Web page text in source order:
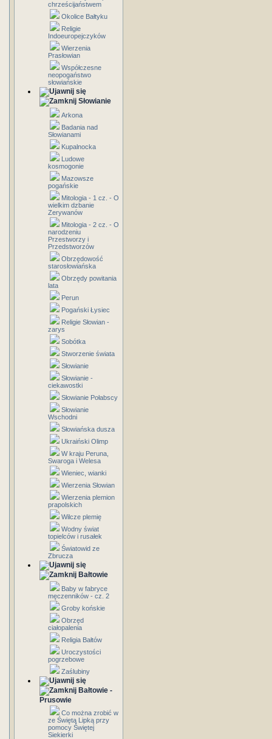
chrześcijaństwem
Okolice Bałtyku
Religie
Indoeuropejczyków
Wierzenia
Prasłowian
Współczesne
neopogaństwo
słowiańskie
Słowianie
Arkona
Badania nad
Słowianami
Kupalnocka
Ludowe
kosmogonie
Mazowsze
pogańskie
Mitologia - 1 cz. - O
wielkim dzbanie
Zerywanów
Mitologia - 2 cz. - O
narodzeniu
Przestworzy i
Przedstworzów
Obrzędowość
starosłowiańska
Obrzędy powitania
lata
Perun
Pogański Łysiec
Religie Słowian -
zarys
Sobótka
Stworzenie świata
Słowianie
Słowianie -
ciekawostki
Słowianie Połabscy
Słowianie
Wschodni
Słowiańska dusza
Ukraiński Olimp
W kraju Peruna,
Swaroga i Welesa
Wieniec, wianki
Wierzenia Słowian
Wierzenia plemion
prapolskich
Wilcze plemię
Wodny świat
topielców i rusałek
Światowid ze
Zbrucza
Bałtowie
Baby w fabryce
męczenników - cz. 2
Groby końskie
Obrzęd
ciałopalenia
Religia Bałtów
Uroczystości
pogrzebowe
Zaślubiny
Bałtowie -
Prusowie
Co można zrobić w
ze Świętą Lipką przy
pomocy Świętej
Siekierki